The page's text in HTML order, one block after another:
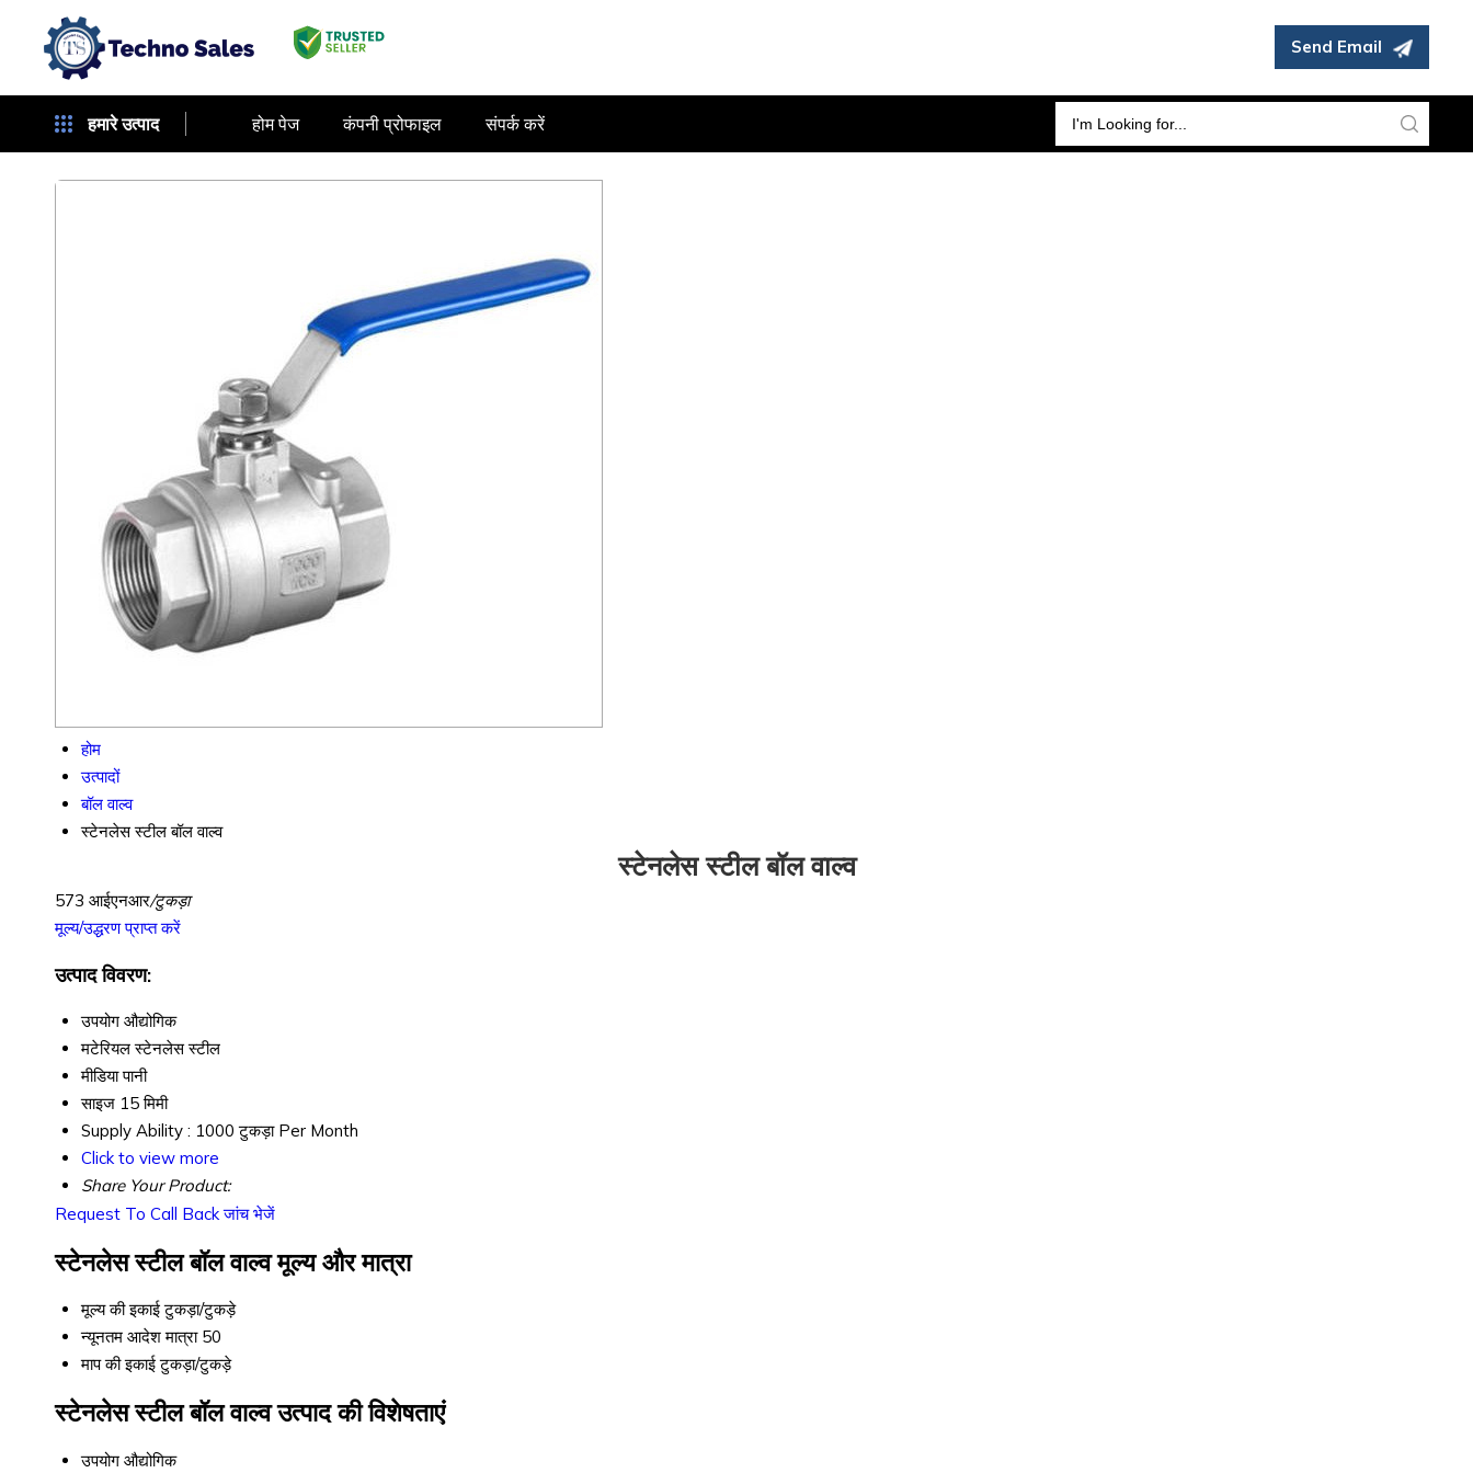
Send Email
हमारे उत्पाद होम पेज कंपनी प्रोफाइल संपर्क करें
होम
उत्पादों
बॉल वाल्व
स्टेनलेस स्टील बॉल वाल्व
स्टेनलेस स्टील बॉल वाल्व
573 आईएनआर/टुकड़ा
मूल्य/उद्धरण प्राप्त करें
उत्पाद विवरण:
उपयोग औद्योगिक
मटेरियल स्टेनलेस स्टील
मीडिया पानी
साइज 15 मिमी
Supply Ability : 1000 टुकड़ा Per Month
Click to view more
Share Your Product:
Request To Call Back जांच भेजें
स्टेनलेस स्टील बॉल वाल्व मूल्य और मात्रा
मूल्य की इकाई टुकड़ा/टुकड़े
न्यूनतम आदेश मात्रा 50
माप की इकाई टुकड़ा/टुकड़े
स्टेनलेस स्टील बॉल वाल्व उत्पाद की विशेषताएं
उपयोग औद्योगिक